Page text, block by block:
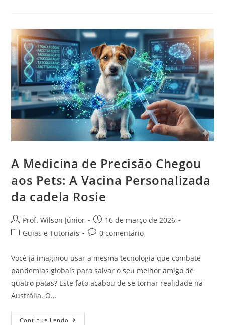
A Medicina de Precisão Chegou
aos Pets: A Vacina Personalizada
da cadela Rosie
Prof. Wilson Júnior
16 de março de 2026
Guias e Tutoriais
0 comentário
Você já imaginou usar a mesma tecnologia que combate
pandemias globais para salvar o seu melhor amigo de
quatro patas? Este fato acabou de se tornar realidade na
Austrália. O…
Continue Lendo